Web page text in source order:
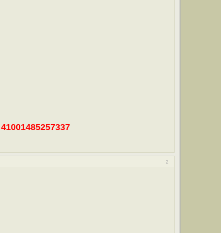
41001485257337
2